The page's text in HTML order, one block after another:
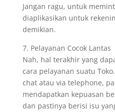
Jangan ragu, untuk
diaplikasikan untuk
demikian.
7. Pelayanan Cocok Lantas
Nah, hal terakhir yang
cara pelayanan suatu
chat atau via telephone,
mendapatkan kepuasan
dan pastinya berisi isu